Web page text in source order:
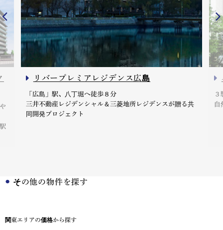
リバープレミアレジデンス広島
「広島」駅、八丁堀へ徒歩８分
三井不動産レジデンシャル＆三菱地所レジデンスが贈る共
同開発プロジェクト
３
自
その他の物件を探す
関東エリアの価格から探す